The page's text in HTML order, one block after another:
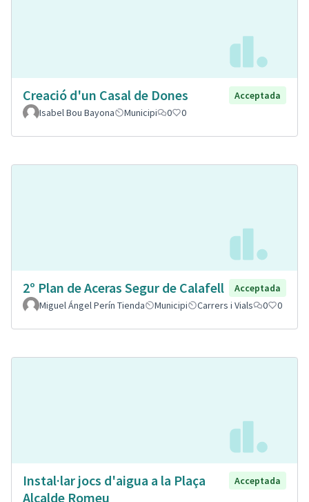
Creació d'un Casal de Dones
Acceptada
Isabel Bou Bayona
Municipi 0 0
2º Plan de Aceras Segur de Calafell
Acceptada
Miguel Ángel Perín Tienda
Municipi Carrers i Vials 0 0
Instal·lar jocs d'aigua a la Plaça
Alcalde Romeu
Acceptada